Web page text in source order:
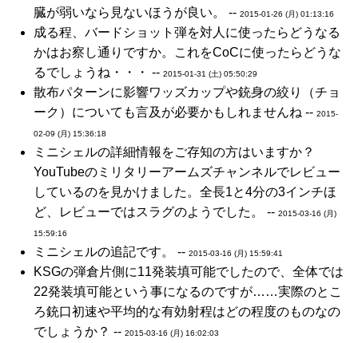
臓が弱いなら見ないほうが良い。 -- 2015-01-26 (月) 01:13:16
成る程、バードショット弾を対人に使ったらどうなる
かはお察し通りですか。これをCoCに使ったらどうな
るでしょうね・・・ -- 2015-01-31 (土) 05:50:29
散布パターンに影響ワッズカップや銃身の絞り（チョ
ーク）についても言及が必要かもしれませんね -- 2015-
02-09 (月) 15:36:18
ミニシェルの詳細情報をご存知の方はいますか？
YouTubeのミリタリーアームズチャンネルでレビュー
しているのを見かけました。全長1と4分の3インチほ
ど、レビューではスラグのようでした。 -- 2015-03-16 (月)
15:59:16
ミニシェルの追記です。 -- 2015-03-16 (月) 15:59:41
KSGの弾倉片側に11発装填可能でしたので、全体では
22発装填可能という事になるのですが……実際のとこ
ろ銃口初速や平均的な有効射程はどの程度のものなの
でしょうか？ -- 2015-03-16 (月) 16:02:03